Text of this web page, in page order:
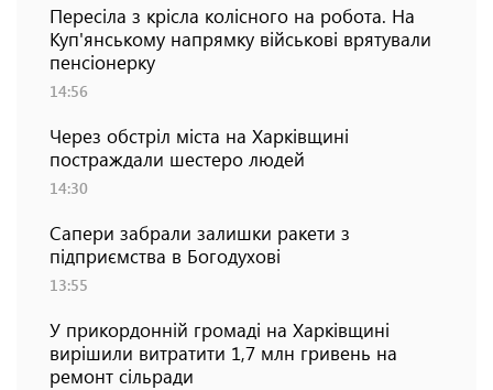
Пересіла з крісла колісного на робота. На
Куп'янському напрямку військові врятували
пенсіонерку
14:56
Через обстріл міста на Харківщині
постраждали шестеро людей
14:30
Сапери забрали залишки ракети з
підприємства в Богодухові
13:55
У прикордонній громаді на Харківщині
вирішили витратити 1,7 млн гривень на
ремонт сільради